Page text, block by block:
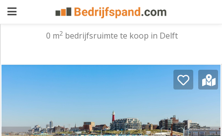
adverteren
Premium
0 m2 bedrijfsruimte te koop in Delft